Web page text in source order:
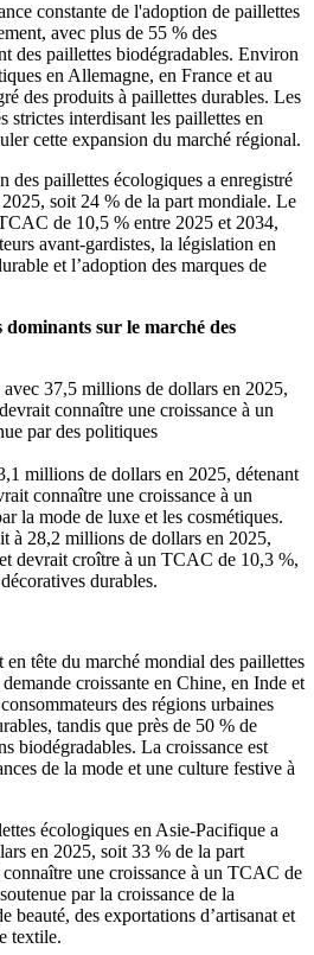
constante de l'adoption de paillettes
avec plus de 55 % des
des paillettes biodégradables. Environ
en Allemagne, en France et au
des produits à paillettes durables. Les
strictes interdisant les paillettes en
cette expansion du marché régional.
des paillettes écologiques a enregistré
soit 24 % de la part mondiale. Le
de 10,5 % entre 2025 et 2034,
avant-gardistes, la législation en
et l’adoption des marques de
sur le marché des
37,5 millions de dollars en 2025,
connaître une croissance à un
par des politiques
millions de dollars en 2025, détenant
connaître une croissance à un
la mode de luxe et les cosmétiques.
à 28,2 millions de dollars en 2025,
devrait croître à un TCAC de 10,3 %,
durables.
tête du marché mondial des paillettes
croissante en Chine, en Inde et
des régions urbaines
tandis que près de 50 % de
biodégradables. La croissance est
de la mode et une culture festive à
écologiques en Asie-Pacifique a
en 2025, soit 33 % de la part
une croissance à un TCAC de
par la croissance de la
beauté, des exportations d’artisanat et
textile.